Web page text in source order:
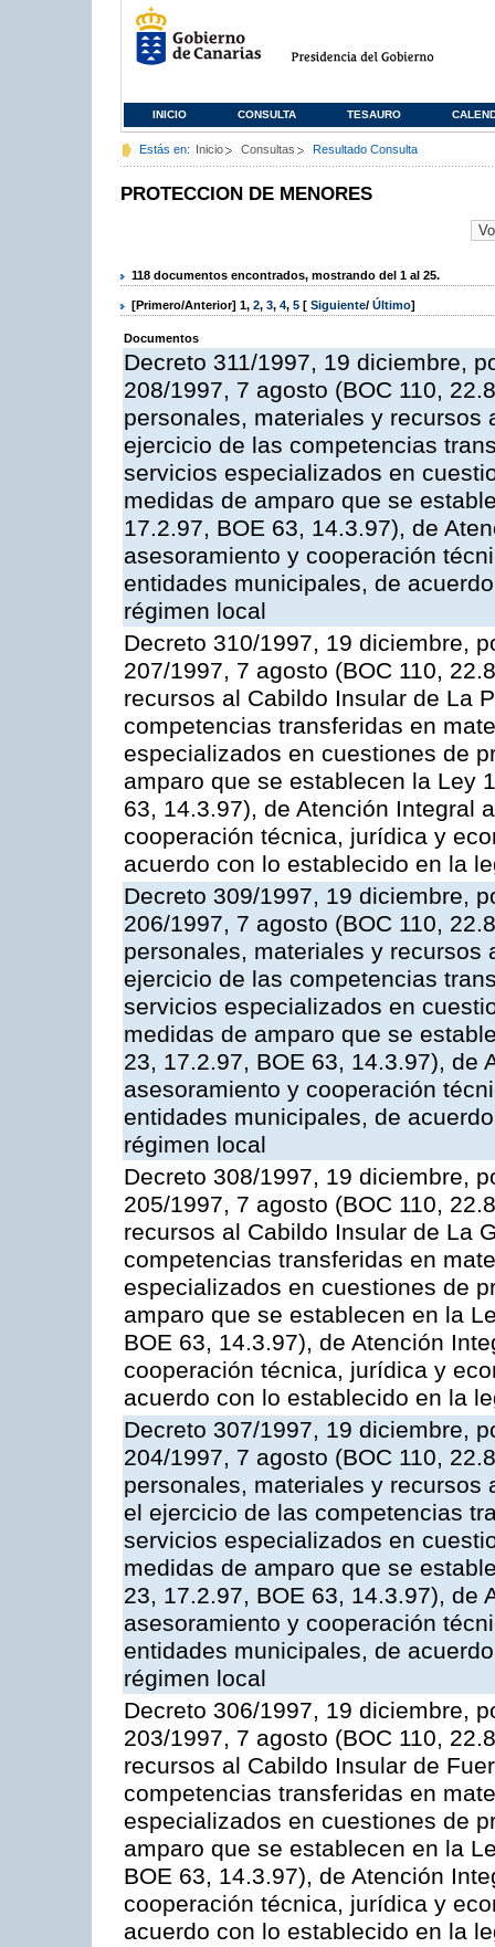
INICIO CONSULTA TESAURO
Estás en: Inicio Consultas Resultado Consulta
PROTECCION DE MENORES
118 documentos encontrados, mostrando del 1 al 25.
[Primero/Anterior] 1, 2, 3, 4, 5 [ Siguiente/ Último]
Documentos
Decreto 311/1997, 19 diciembre,
208/1997, 7 agosto (BOC 110,
personales, materiales y recursos
ejercicio de las competencias
servicios especializados en
medidas de amparo que se
17.2.97, BOE 63, 14.3.97), de
asesoramiento y cooperación
entidades municipales, de
régimen local
Decreto 310/1997, 19 diciembre,
207/1997, 7 agosto (BOC 110,
recursos al Cabildo Insular de La
competencias transferidas en
especializados en cuestiones de
amparo que se establecen la Ley
63, 14.3.97), de Atención Integral
cooperación técnica, jurídica y
acuerdo con lo establecido en la
Decreto 309/1997, 19 diciembre,
206/1997, 7 agosto (BOC 110,
personales, materiales y recursos
ejercicio de las competencias
servicios especializados en
medidas de amparo que se
23, 17.2.97, BOE 63, 14.3.97), de
asesoramiento y cooperación
entidades municipales, de
régimen local
Decreto 308/1997, 19 diciembre,
205/1997, 7 agosto (BOC 110,
recursos al Cabildo Insular de La
competencias transferidas en
especializados en cuestiones de
amparo que se establecen en la
BOE 63, 14.3.97), de Atención
cooperación técnica, jurídica y
acuerdo con lo establecido en la
Decreto 307/1997, 19 diciembre,
204/1997, 7 agosto (BOC 110,
personales, materiales y recursos
el ejercicio de las competencias
servicios especializados en
medidas de amparo que se
23, 17.2.97, BOE 63, 14.3.97), de
asesoramiento y cooperación
entidades municipales, de
régimen local
Decreto 306/1997, 19 diciembre,
203/1997, 7 agosto (BOC 110,
recursos al Cabildo Insular de
competencias transferidas en
especializados en cuestiones de
amparo que se establecen en la
BOE 63, 14.3.97), de Atención
cooperación técnica, jurídica y
acuerdo con lo establecido en la